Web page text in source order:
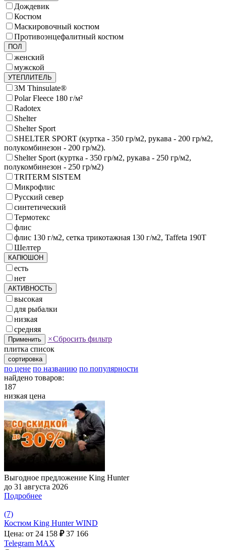
Дождевик
Костюм
Маскировочный костюм
Противоэнцефалитный костюм
ПОЛ
женский
мужской
УТЕПЛИТЕЛЬ
3M Thinsulate®
Polar Fleece 180 г/м²
Radotex
Shelter
Shelter Sport
SHELTER SPORT (куртка - 350 гр/м2, рукава - 200 гр/м2,
полукомбинезон - 200 гр/м2).
Shelter Sport (куртка - 350 гр/м2, рукава - 250 гр/м2,
полукомбинезон - 250 гр/м2)
TRITERM SISTEM
Микрофлис
Русский север
синтетический
Термотекс
флис
флис 130 г/м2, сетка трикотажная 130 г/м2, Taffeta 190Т
Шелтер
КАПЮШОН
есть
нет
АКТИВНОСТЬ
высокая
для рыбалки
низкая
средняя
Применить ×Сбросить фильтр
плитка список
сортировка
по цене по названию по популярности
найдено товаров:
187
низкая цена
Выгодное предложение King Hunter
до 31 августа 2026
Подробнее
(7)
Костюм King Hunter WIND
Цена: от 24 158 ₽ 37 166
Telegram MAX